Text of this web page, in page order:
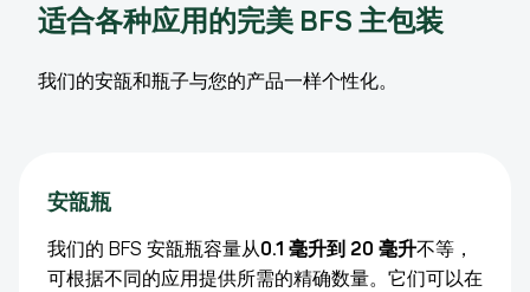
适合各种应用的完美 BFS 主包装
我们的安瓿和瓶子与您的产品一样个性化。
安瓿瓶
我们的 BFS 安瓿瓶容量从0.1 毫升到 20 毫升不等，
可根据不同的应用提供所需的精确数量。它们可以在